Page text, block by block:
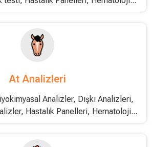
At Analizleri
Analizler, Dışkı Analizleri,
Hastalık Panelleri, Hematoloji...